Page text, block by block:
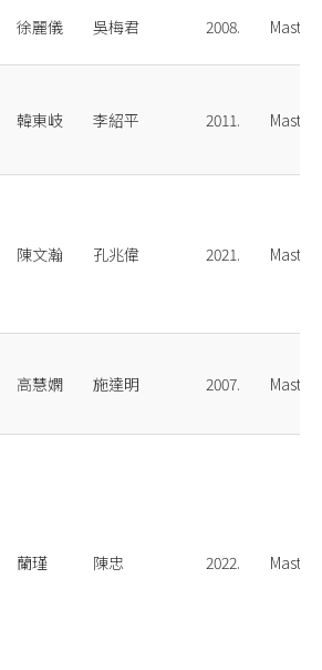
徐麗儀 吳梅君 2008. Master
韓東岐 李紹平 2011. Master
陳文瀚 孔兆偉 2021. Master
高慧嫻 施達明 2007. Master
蘭瑾 陳忠 2022. Master